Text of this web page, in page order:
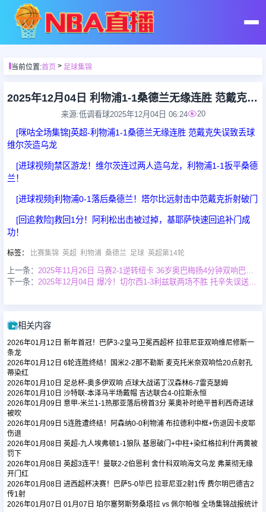
首页
足球直播
篮球直播
足球录像
篮球录像
足球集锦
篮球集锦
篮球新闻
当前位置:首页> 足球集锦
2025年12月04日 利物浦1-1桑德兰无缘连胜 范戴克失误致丢球维尔茨造乌龙
来源:低调看球2025年12月04日 06:24 20
[咪咕全场集锦]英超-利物浦1-1桑德兰无缘连胜 范戴克失误致丢球
维尔茨造乌龙
[进球视频]禁区游龙！维尔茨连过两人造乌龙，利物浦1-1扳平桑德
兰！
[进球视频]利物浦0-1落后桑德兰！塔尔比远射击中范戴克折射破门
[回追救险]救回1分！阿利松出击被过掉，基耶萨快速回追补门成
功！
标签： 比赛集锦 英超 利物浦 桑德兰 足球 英超第14轮
上一条：
2025年11月26日 马赛2-1逆转纽卡 36岁奥巴梅扬4分钟双响巴恩斯破门波普出击失误
下一条：
2025年12月04日 爆冷！切尔西1-3利兹联两场不胜 托辛失误送礼帕尔默复出
相关内容
2026年01月12日 新年首冠！巴萨3-2皇马卫冕西超杯 拉菲尼亚双响维尼修斯一
条龙
2026年01月12日 6轮连胜终结！国米2-2那不勒斯 麦克托米奈双响恰20点射孔
蒂染红
2026年01月10日 足总杯-奥多伊双响 点球大战诺丁汉森林6-7雷克瑟姆
2026年01月10日 沙特联-本泽马半场戴帽 吉达联合4-0拉斯永恒
2026年01月09日 意甲-米兰1-1热那亚落后榜首3分 莱奥补时绝平普利西奇进球
被吹
2026年01月09日 5连胜遭终结！阿森纳0-0利物浦 布拉德利中框+伤退因卡皮耶
伤退
2026年01月08日 英超-九人埃弗顿1-1狼队 基恩破门+中柱+染红格拉利什两黄被
罚下
2026年01月08日 英超3连平！曼联2-2伯恩利 舍什科双响海文乌龙 弗莱彻无缘
开门红
2026年01月08日 进西超杯决赛！巴萨5-0毕巴 拉菲尼亚2射1传 费尔明巴德吉2
传1射
2026年01月07日 01月07日 珀尔塞努斯努桑塔拉 vs 佩尔帕咖 全场集锦战报统计